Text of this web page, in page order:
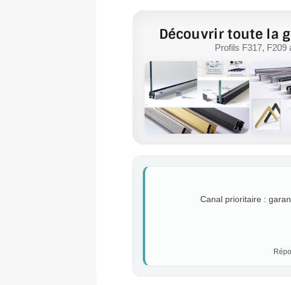
Découvrir toute la
Profils F317,
Canal prioritaire :